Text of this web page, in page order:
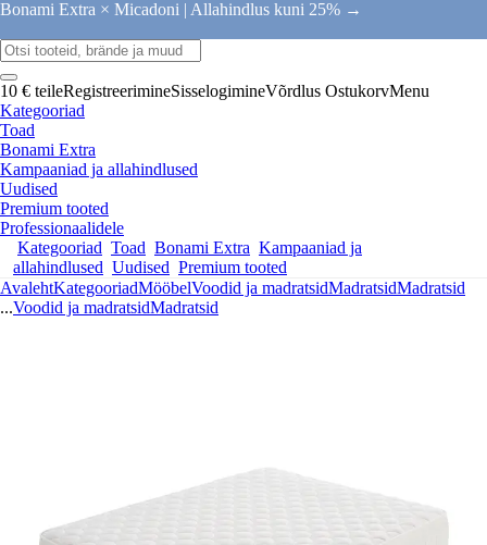
Bonami Extra × Micadoni | Allahindlus kuni 25% →
10 € teileRegistreerimineSisselogimineVõrdlus OstukorvMenu
Kategooriad
Toad
Bonami Extra
Kampaaniad ja allahindlused
Uudised
Premium tooted
Professionaalidele
Kategooriad Toad Bonami Extra Kampaaniad ja
allahindlused Uudised Premium tooted
AvalehtKategooriadMööbelVoodid ja madratsidMadratsidMadratsid
...Voodid ja madratsidMadratsid